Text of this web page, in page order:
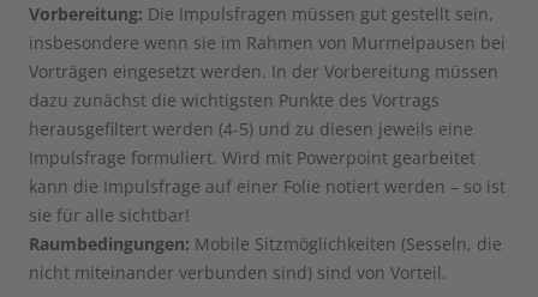
Vorbereitung: Die Impulsfragen müssen gut gestellt sein,
insbesondere wenn sie im Rahmen von Murmelpausen bei
Vorträgen eingesetzt werden. In der Vorbereitung müssen
dazu zunächst die wichtigsten Punkte des Vortrags
herausgefiltert werden (4-5) und zu diesen jeweils eine
Impulsfrage formuliert. Wird mit Powerpoint gearbeitet
kann die Impulsfrage auf einer Folie notiert werden – so ist
sie für alle sichtbar!
Raumbedingungen: Mobile Sitzmöglichkeiten (Sesseln, die
nicht miteinander verbunden sind) sind von Vorteil.